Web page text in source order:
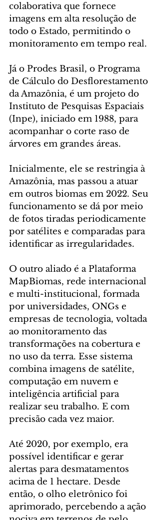
colaborativa que fornece
imagens em alta resolução de
todo o Estado, permitindo o
monitoramento em tempo real.
Já o Prodes Brasil, o Programa
de Cálculo do Desflorestamento
da Amazônia, é um projeto do
Instituto de Pesquisas Espaciais
(Inpe), iniciado em 1988, para
acompanhar o corte raso de
árvores em grandes áreas.
Inicialmente, ele se restringia à
Amazônia, mas passou a atuar
em outros biomas em 2022. Seu
funcionamento se dá por meio
de fotos tiradas periodicamente
por satélites e comparadas para
identificar as irregularidades.
O outro aliado é a Plataforma
MapBiomas, rede internacional
e multi-institucional, formada
por universidades, ONGs e
empresas de tecnologia, voltada
ao monitoramento das
transformações na cobertura e
no uso da terra. Esse sistema
combina imagens de satélite,
computação em nuvem e
inteligência artificial para
realizar seu trabalho. E com
precisão cada vez maior.
Até 2020, por exemplo, era
possível identificar e gerar
alertas para desmatamentos
acima de 1 hectare. Desde
então, o olho eletrônico foi
aprimorado, percebendo a ação